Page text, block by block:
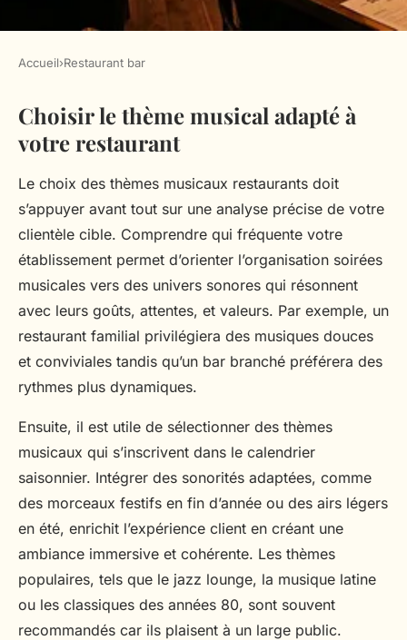
Organiser des soirées
musicales thématiques
inoubliables dans votre
restaurant : Guide pratique et
astuces essentielles
Ali•20 juillet 2025•5 min de lecture
Accueil›Restaurant bar
Choisir le thème musical adapté à
votre restaurant
Le choix des thèmes musicaux restaurants doit
s’appuyer avant tout sur une analyse précise de votre
clientèle cible. Comprendre qui fréquente votre
établissement permet d’orienter l’organisation soirées
musicales vers des univers sonores qui résonnent
avec leurs goûts, attentes, et valeurs. Par exemple, un
restaurant familial privilégiera des musiques douces
et conviviales tandis qu’un bar branché préférera des
rythmes plus dynamiques.
Ensuite, il est utile de sélectionner des thèmes
musicaux qui s’inscrivent dans le calendrier
saisonnier. Intégrer des sonorités adaptées, comme
des morceaux festifs en fin d’année ou des airs légers
en été, enrichit l’expérience client en créant une
ambiance immersive et cohérente. Les thèmes
populaires, tels que le jazz lounge, la musique latine
ou les classiques des années 80, sont souvent
recommandés car ils plaisent à un large public.